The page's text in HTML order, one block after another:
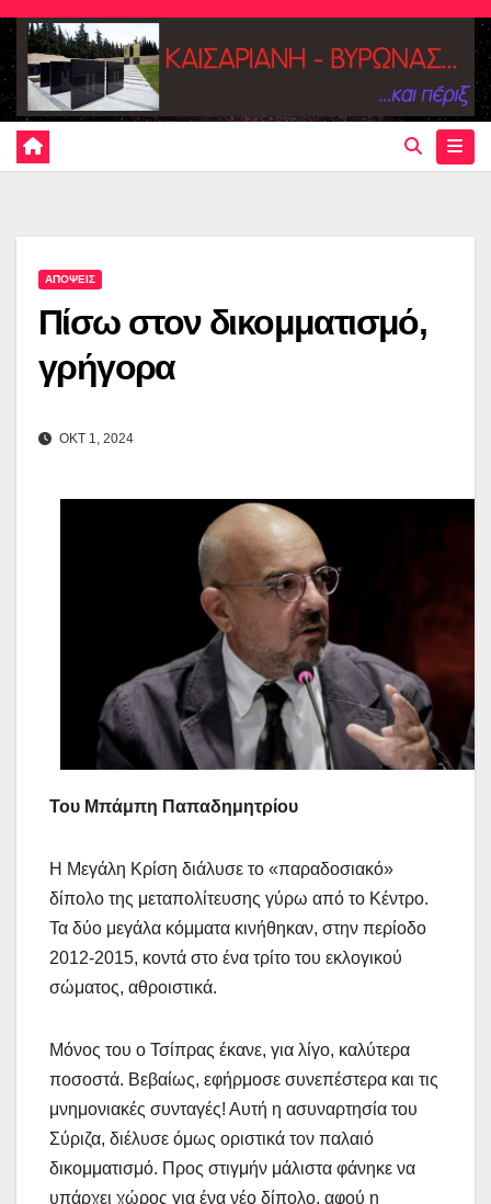
Skip
content
ΑΠΟΨΕΙΣ
Πίσω στον δικομματισμό,
γρήγορα
ΟΚΤ 1, 2024
Του Μπάμπη Παπαδημητρίου
Η Μεγάλη Κρίση διάλυσε το «παραδοσιακό»
δίπολο της μεταπολίτευσης γύρω από το Κέντρο.
Τα δύο μεγάλα κόμματα κινήθηκαν, στην περίοδο
2012-2015, κοντά στο ένα τρίτο του εκλογικού
σώματος, αθροιστικά.
Μόνος του ο Τσίπρας έκανε, για λίγο, καλύτερα
ποσοστά. Βεβαίως, εφήρμοσε συνεπέστερα και τις
μνημονιακές συνταγές! Αυτή η ασυναρτησία του
Σύριζα, διέλυσε όμως οριστικά τον παλαιό
δικομματισμό. Προς στιγμήν μάλιστα φάνηκε να
υπάρχει χώρος για ένα νέο δίπολο, αφού η